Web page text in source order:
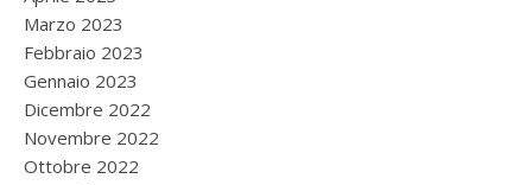
Marzo 2023
Febbraio 2023
Gennaio 2023
Dicembre 2022
Novembre 2022
Ottobre 2022